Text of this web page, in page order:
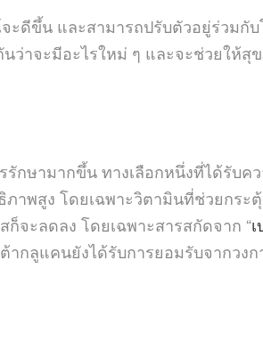
ดีขึ้น และสามารถปรับตัวอยู่ร่วมกับ
ว่าจะมีอะไรใหม่ ๆ และจะช่วยให้
กษามากขึ้น ทางเลือกหนึ่งที่ได้รับค
าพสูง โดยเฉพาะวิตามินที่ช่วยกร
จะลดลง โดยเฉพาะสารสกัดจาก “
กลูแคนยังได้รับการยอมรับจากวงก